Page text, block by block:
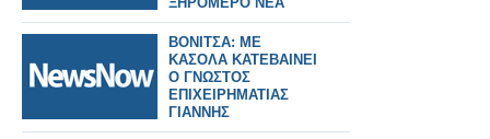
ΜΕΡΑ - ΚΑΘΑΡΑ
ΧΕΡΙΑ την κ. Κ.
Μερεντίτη Ελένη από
την Παπαδάτου
Ξηρομέρου.
ΒΟΝΙΤΣΑ: ΜΕ
ΚΑΣΟΛΑ ΚΑΤΕΒΑΙΝΕΙ
Ο ΓΝΩΣΤΟΣ
ΕΠΙΧΕΙΡΗΜΑΤΙΑΣ
ΓΙΑΝΝΗΣ
ΤΣΙΤΟΥΡΙΔΗΣ